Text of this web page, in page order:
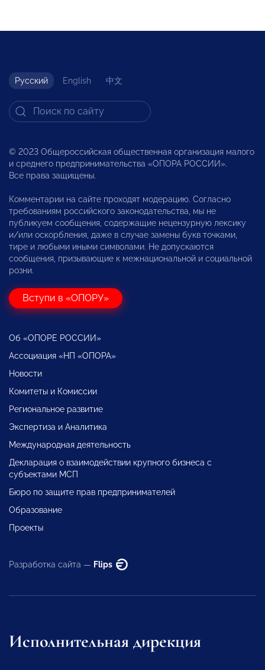
Русский English 中文
© 2023 Общероссийская общественная организация малого
и среднего предпринимательства «ОПОРА РОССИИ».
Все права защищены.
Комментарии на сайте проходят модерацию. Согласно
требованиям российского законодательства, мы не
публикуем сообщения, содержащие нецензурную лексику
и/или оскорбления, даже в случае замены букв точками,
тире и любыми иными символами. Не допускаются
сообщения, призывающие к межнациональной и социальной
розни.
Вступи в «ОПОРУ»
Об «ОПОРЕ РОССИИ»
Ассоциация «НП «ОПОРА»
Новости
Комитеты и Комиссии
Региональное развитие
Экспертиза и Аналитика
Международная деятельность
Декларация о взаимодействии крупного бизнеса с
субъектами МСП
Бюро по защите прав предпринимателей
Образование
Проекты
Разработка сайта — Flips
Исполнительная дирекция